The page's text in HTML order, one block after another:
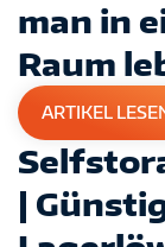
man in
Raum
ARTIKEL
|